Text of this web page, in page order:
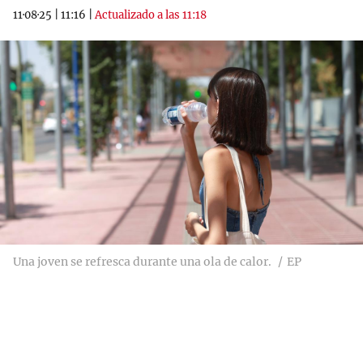
11·08·25
11:16 |Actualizado a las 11:18
Una joven se refresca durante una ola de calor. EP